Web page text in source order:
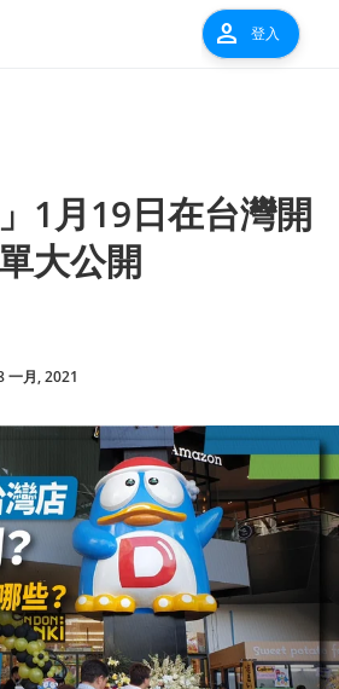
person 登入
1月19日在台灣開
大公開
一月, 2021